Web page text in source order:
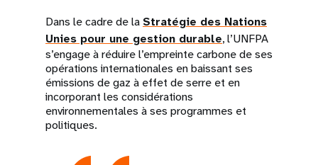
Dans le cadre de la Stratégie des Nations
Unies pour une gestion durable, l’UNFPA
s’engage à réduire l’empreinte carbone de ses
opérations internationales en baissant ses
émissions de gaz à effet de serre et en
incorporant les considérations
environnementales à ses programmes et
politiques.